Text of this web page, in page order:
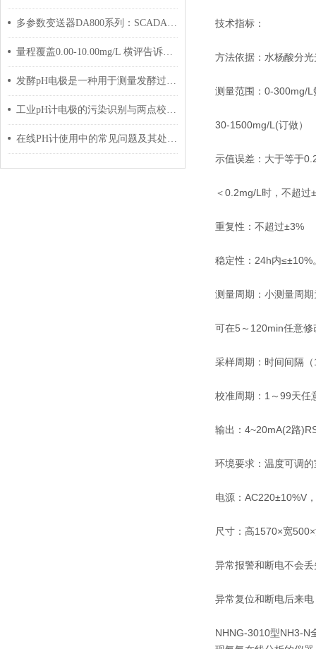
多参数变送器DA800系列：SCADA集成与数据采集实操指南
量程覆盖0.00-10.00mg/L 横评告诉你哪款设备适配所有水质场景
发酵pH电极是一种用于测量发酵过程中酸碱度的电化学传感器
工业pH计电极的污染识别与两点校准实操步骤
在线PH计使用中的常见问题及其处理技巧
技术指标：
方法依据：水杨酸分
测量范围：0-300mg/
30-1500mg/L(订做）
示值误差：大于等于
＜0.2mg/L时，不超过
重复性：不超过±3%
稳定性：24h内≤±10%
测量周期：小测量周
可在5～120min任意修
采样周期：时间间隔
校准周期：1～99天任
输出：4~20mA(2路
环境要求：温度可调
电源：AC220±10%V
尺寸：高1570×宽
异常报警和断电不会
异常复位和断电后来
NHNG-3010型NH3-N